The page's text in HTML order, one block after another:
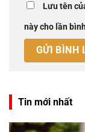
Lưu tên
này cho lần
Tin mới nhất